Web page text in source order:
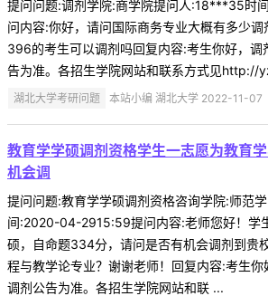
提问问题:调剂学院:商学院提问人:18***35
问内容:你好，请问国际商务专业大概有多少
396的考生可以调剂吗回复内容:考生你好，调
告为准。各招生学院网站和联系方式见
湖北大学考研问题 本站小编 湖北大学 2022-11-07
教育学学硕调剂资格学生一志愿为教育
机会调
提问问题:教育学学硕调剂资格咨询学院:师范
间:2020-04-2915:59提问内容:老师您好！学
硕，自命题334分，请问是否有机会调剂到贵
程与教学论专业？谢谢老师！回复内容:考生
调剂公告为准。各招生学院网站和联 ...